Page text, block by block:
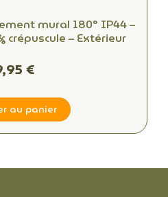
mural 180° IP44 –
crépuscule – Extérieur
€
au panier